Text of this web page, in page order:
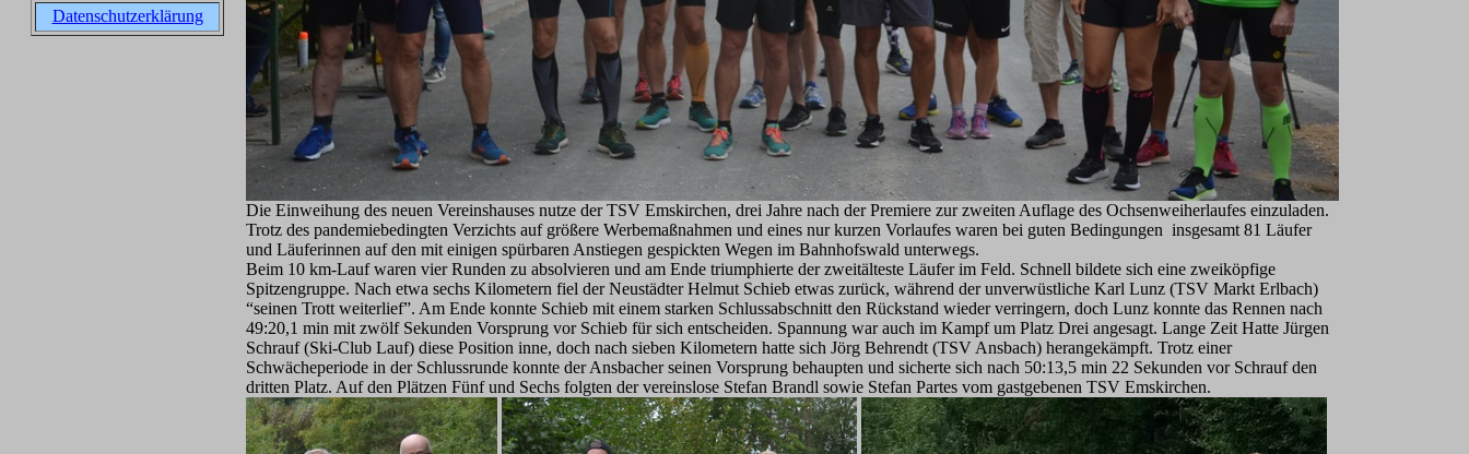
Datenschutzerklärung
Die Einweihung des neuen Vereinshauses nutze der TSV Emskirchen, drei Jahre nach der Premiere zur zweiten Auflage des Ochsenweiherlaufes einzuladen.
Trotz des pandemiebedingten Verzichts auf größere Werbemaßnahmen und eines nur kurzen Vorlaufes waren bei guten Bedingungen insgesamt 81 Läufer
und Läuferinnen auf den mit einigen spürbaren Anstiegen gespickten Wegen im Bahnhofswald unterwegs.
Beim 10 km-Lauf waren vier Runden zu absolvieren und am Ende triumphierte der zweitälteste Läufer im Feld. Schnell bildete sich eine zweiköpfige
Spitzengruppe. Nach etwa sechs Kilometern fiel der Neustädter Helmut Schieb etwas zurück, während der unverwüstliche Karl Lunz (TSV Markt Erlbach)
“seinen Trott weiterlief”. Am Ende konnte Schieb mit einem starken Schlussabschnitt den Rückstand wieder verringern, doch Lunz konnte das Rennen nach
49:20,1 min mit zwölf Sekunden Vorsprung vor Schieb für sich entscheiden. Spannung war auch im Kampf um Platz Drei angesagt. Lange Zeit Hatte Jürgen
Schrauf (Ski-Club Lauf) diese Position inne, doch nach sieben Kilometern hatte sich Jörg Behrendt (TSV Ansbach) herangekämpft. Trotz einer
Schwächeperiode in der Schlussrunde konnte der Ansbacher seinen Vorsprung behaupten und sicherte sich nach 50:13,5 min 22 Sekunden vor Schrauf den
dritten Platz. Auf den Plätzen Fünf und Sechs folgten der vereinslose Stefan Brandl sowie Stefan Partes vom gastgebenen TSV Emskirchen.